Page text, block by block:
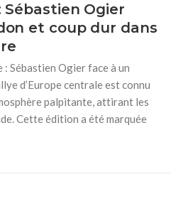
Ogier
et coup dur dans
Sébastien Ogier face à un
d’Europe centrale est connu
palpitante, attirant les
Cette édition a été marquée